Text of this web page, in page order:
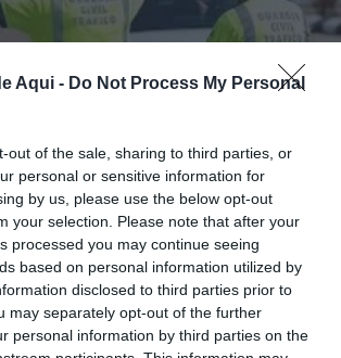
Aqui - Do Not Process My Personal
out of the sale, sharing to third parties, or
personal or sensitive information for
by us, please use the below opt-out
your selection. Please note that after your
processed you may continue seeing
based on personal information utilized by
disclosed to third parties prior to
may separately opt-out of the further
personal information by third parties on the
el tráfico a la Nacional. /EPDA
de Aquí como fuente preferida de
gratuita.
ha provocado el corte de la AP-